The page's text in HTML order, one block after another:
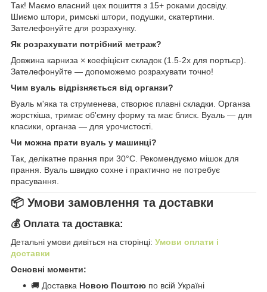
Так! Маємо власний цех пошиття з 15+ роками досвіду.
Шиємо штори, римські штори, подушки, скатертини.
Зателефонуйте для розрахунку.
Як розрахувати потрібний метраж?
Довжина карниза × коефіцієнт складок (1.5-2x для портьєр).
Зателефонуйте — допоможемо розрахувати точно!
Чим вуаль відрізняється від органзи?
Вуаль м'яка та струменева, створює плавні складки. Органза
жорсткіша, тримає об'ємну форму та має блиск. Вуаль — для
класики, органза — для урочистості.
Чи можна прати вуаль у машинці?
Так, делікатне прання при 30°C. Рекомендуємо мішок для
прання. Вуаль швидко сохне і практично не потребує
прасування.
📦 Умови замовлення та доставки
💰 Оплата та доставка:
Детальні умови дивіться на сторінці: Умови оплати і
доставки
Основні моменти:
🚚 Доставка Новою Поштою по всій Україні